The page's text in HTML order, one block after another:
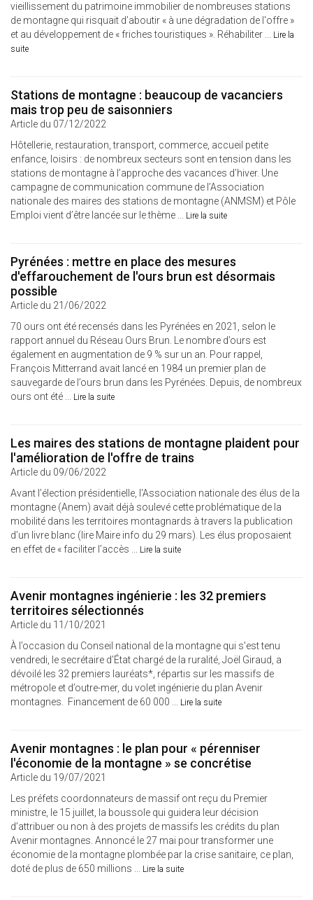
vieillissement du patrimoine immobilier de nombreuses stations
de montagne qui risquait d’aboutir « à une dégradation de l'offre »
et au développement de « friches touristiques ». Réhabiliter ... Lire la
suite
Stations de montagne : beaucoup de vacanciers
mais trop peu de saisonniers
Article du 07/12/2022
Hôtellerie, restauration, transport, commerce, accueil petite
enfance, loisirs : de nombreux secteurs sont en tension dans les
stations de montagne à l’approche des vacances d’hiver. Une
campagne de communication commune de l’Association
nationale des maires des stations de montagne (ANMSM) et Pôle
Emploi vient d’être lancée sur le thème ... Lire la suite
Pyrénées : mettre en place des mesures
d'effarouchement de l'ours brun est désormais
possible
Article du 21/06/2022
70 ours ont été recensés dans les Pyrénées en 2021, selon le
rapport annuel du Réseau Ours Brun. Le nombre d’ours est
également en augmentation de 9 % sur un an. Pour rappel,
François Mitterrand avait lancé en 1984 un premier plan de
sauvegarde de l’ours brun dans les Pyrénées. Depuis, de nombreux
ours ont été ... Lire la suite
Les maires des stations de montagne plaident pour
l'amélioration de l'offre de trains
Article du 09/06/2022
Avant l’élection présidentielle, l'Association nationale des élus de la
montagne (Anem) avait déjà soulevé cette problématique de la
mobilité dans les territoires montagnards à travers la publication
d’un livre blanc (lire Maire info du 29 mars). Les élus proposaient
en effet de « faciliter l’accès ... Lire la suite
Avenir montagnes ingénierie : les 32 premiers
territoires sélectionnés
Article du 11/10/2021
À l’occasion du Conseil national de la montagne qui s'est tenu
vendredi, le secrétaire d’État chargé de la ruralité, Joël Giraud, a
dévoilé les 32 premiers lauréats*, répartis sur les massifs de
métropole et d’outre-mer, du volet ingénierie du plan Avenir
montagnes. Financement de 60 000 ... Lire la suite
Avenir montagnes : le plan pour « pérenniser
l'économie de la montagne » se concrétise
Article du 19/07/2021
Les préfets coordonnateurs de massif ont reçu du Premier
ministre, le 15 juillet, la boussole qui guidera leur décision
d’attribuer ou non à des projets de massifs les crédits du plan
Avenir montagnes. Annoncé le 27 mai pour transformer une
économie de la montagne plombée par la crise sanitaire, ce plan,
doté de plus de 650 millions ... Lire la suite